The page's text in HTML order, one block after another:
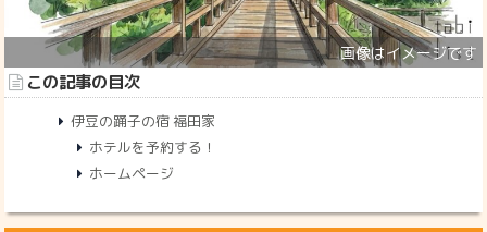
この記事の目次
伊豆の踊子の宿 福田家
ホテルを予約する！
ホームページ